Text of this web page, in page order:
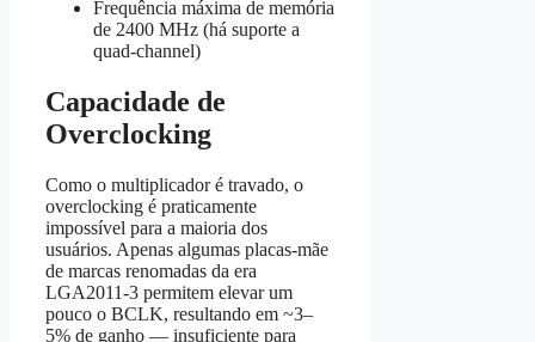
Frequência máxima de memória
de 2400 MHz (há suporte a
quad‑channel)
Capacidade de
Overclocking
Como o multiplicador é travado, o
overclocking é praticamente
impossível para a maioria dos
usuários. Apenas algumas placas-mãe
de marcas renomadas da era
LGA2011‑3 permitem elevar um
pouco o BCLK, resultando em ~3–
5% de ganho — insuficiente para